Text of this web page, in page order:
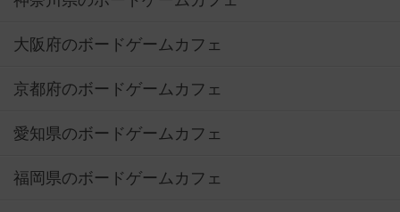
大阪府のボードゲームカフェ
京都府のボードゲームカフェ
愛知県のボードゲームカフェ
福岡県のボードゲームカフェ